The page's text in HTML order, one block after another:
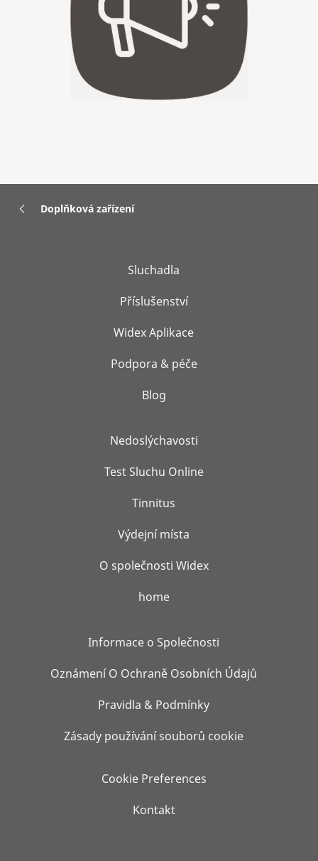
Doplňková zařízení
Sluchadla
Příslušenství
Widex Aplikace
Podpora & péče
Blog
Nedoslýchavosti
Test Sluchu Online
Tinnitus
Výdejní místa
O společnosti Widex
home
Informace o Společnosti
Oznámení O Ochraně Osobních Údajů
Pravidla & Podmínky
Zásady používání souborů cookie
Cookie Preferences
Kontakt